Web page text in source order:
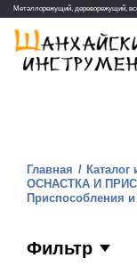
Металлорежущий, дереворежущий,
Главная
Каталог
ОСНАСТКА И
Приспособления и
Фильтр